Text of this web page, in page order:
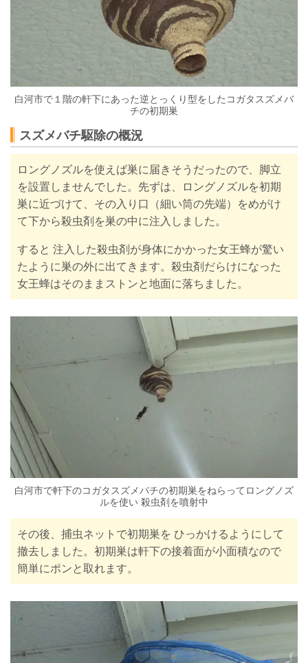
白河市で１階の軒下にあった逆とっくり型をしたコガタスズメバ
チの初期巣
スズメバチ駆除の概況
ロングノズルを使えば巣に届きそうだったので、脚立
を設置しませんでした。先ずは、ロングノズルを初期
巣に近づけて、その入り口（細い筒の先端）をめがけ
て下から殺虫剤を巣の中に注入しました。
すると 注入した殺虫剤が身体にかかった女王蜂が驚い
たように巣の外に出てきます。殺虫剤だらけになった
女王蜂はそのままストンと地面に落ちました。
白河市で軒下のコガタスズメバチの初期巣をねらってロングノズ
ルを使い 殺虫剤を噴射中
その後、捕虫ネットで初期巣を ひっかけるようにして
撤去しました。初期巣は軒下の接着面が小面積なので
簡単にポンと取れます。